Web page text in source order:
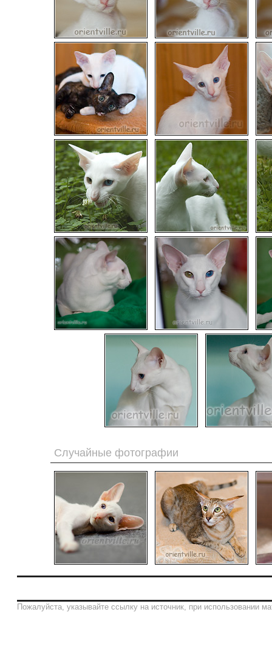
Случайные фотографии
Пожалуйста, указывайте ссылку на источник, при использовании